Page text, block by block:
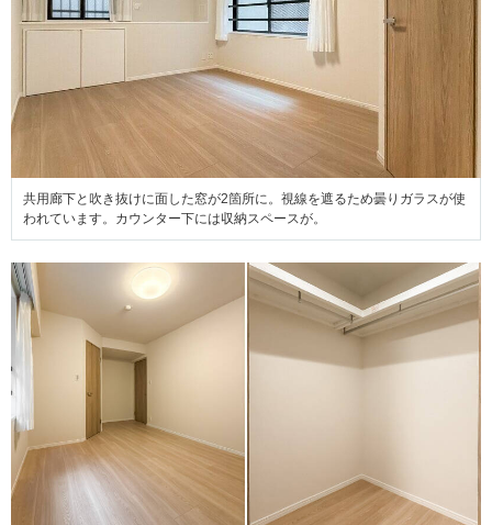
共用廊下と吹き抜けに面した窓が2箇所に。視線を遮るため曇りガラスが使
われています。カウンター下には収納スペースが。